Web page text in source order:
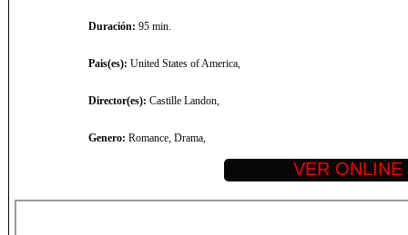
Duración: 95 min.
Pais(es): United States of America,
Director(es): Castille Landon,
Genero: Romance, Drama,